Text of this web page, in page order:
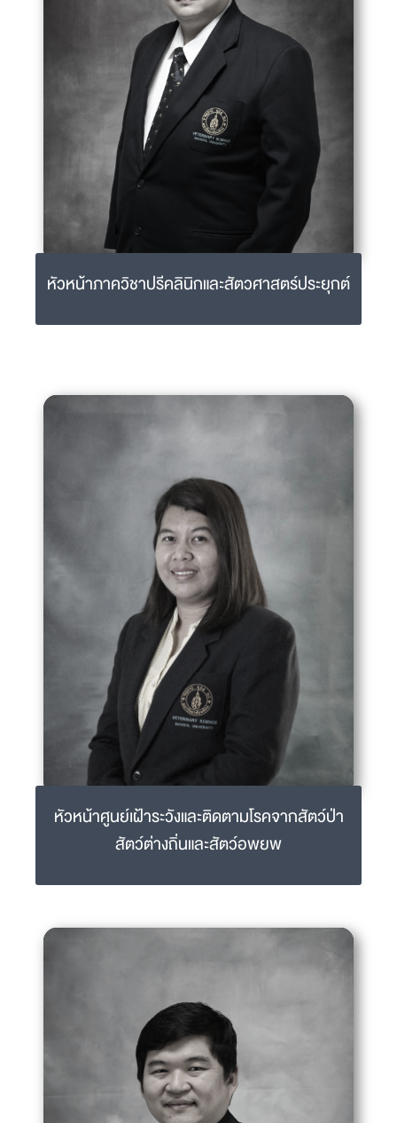
อ.ดร.น.สพ.ดุลยทรรศน์ กรณฑ์แสง
dulyatad.gro@mahidol.ac.th
02-441-5242-4 ext 1505
หัวหน้าภาควิชาปรีคลินิกและสัตวศาสตร์ประยุกต์
sarin.suw@mahidol.ac.th
02-441-5242-4 ext 1201
หัวหน้าศูนย์เฝ้าระวังและติดตามโรคจากสัตว์ป่า
สัตว์ต่างถิ่นและสัตว์อพยพ